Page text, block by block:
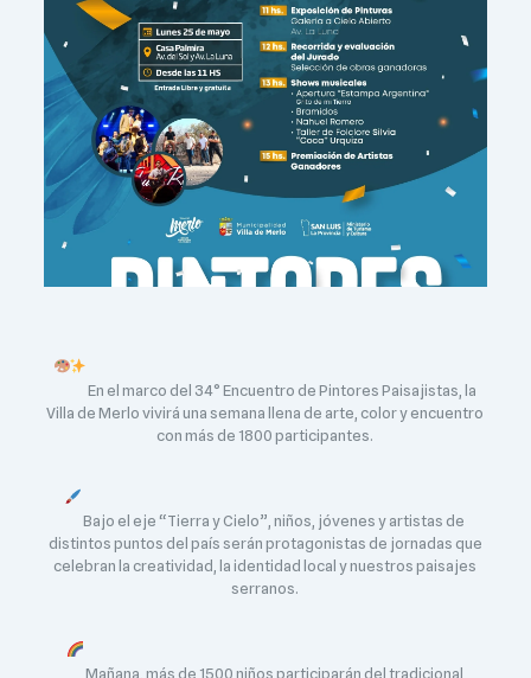
En el marco del 34° Encuentro de Pintores Paisajistas, la
Villa de Merlo vivirá una semana llena de arte, color y encuentro
con más de 1800 participantes.
Bajo el eje “Tierra y Cielo”, niños, jóvenes y artistas de
distintos puntos del país serán protagonistas de jornadas que
celebran la creatividad, la identidad local y nuestros paisajes
serranos.
Mañana, más de 1500 niños participarán del tradicional